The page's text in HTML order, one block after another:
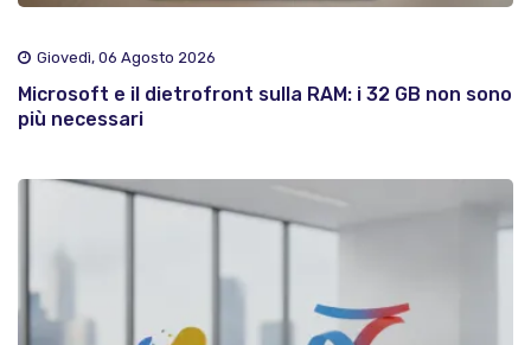
Giovedì, 06 Agosto 2026
Microsoft e il dietrofront sulla RAM: i 32 GB non sono
più necessari